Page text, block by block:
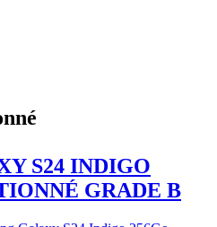
S24 INDIGO
GRADE B